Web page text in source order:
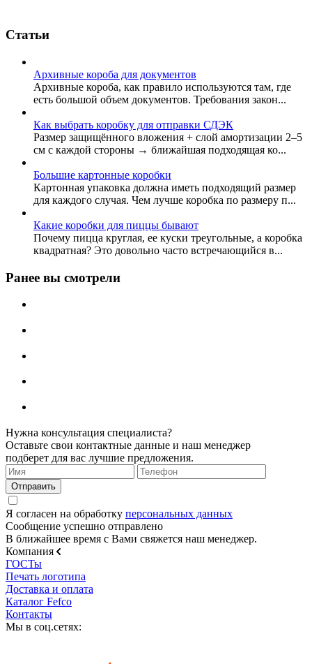
Статьи
Архивные короба для документов
Архивные короба, как правило используются там, где
есть большой объем документов. Требования закон...
Как выбрать коробку для отправки СДЭК
Размер защищённого вложения + слой амортизации 2–5
см с каждой стороны → ближайшая подходящая ко...
Большие картонные коробки
Картонная упаковка должна иметь подходящий размер
для каждого случая. Чем лучше коробка по размеру п...
Какие коробки для пиццы бывают
Почему пицца круглая, ее куски треугольные, а коробка
квадратная? Это довольно часто встречающийся в...
Ранее вы смотрели
Нужна консультация специалиста?
Оставьте свои контактные данные и наш менеджер
подберет для вас лучшие предложения.
Я согласен на обработку персональных данных
Сообщение успешно отправлено
В ближайшее время с Вами свяжется наш менеджер.
Компания
ГОСТы
Печать логотипа
Доставка и оплата
Каталог Fefco
Контакты
Мы в соц.сетях: